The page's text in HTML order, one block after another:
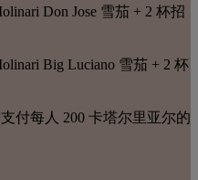
Don Jose 雪茄 + 2 杯招
Big Luciano 雪茄 + 2 杯
付每人 200 卡塔尔里亚尔的